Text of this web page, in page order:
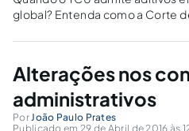
global? Entenda como a Corte
Alterações nos
administrativos
PorJoão Paulo Prates
Publicado em 29 de Abril de 2016 às